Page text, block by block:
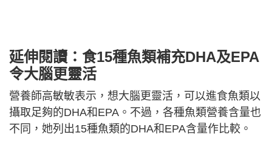
延伸閱讀：食15種魚類補充DHA及EPA
令大腦更靈活
營養師高敏敏表示，想大腦更靈活，可以進食魚類以
攝取足夠的DHA和EPA。不過，各種魚類營養含量也
不同，她列出15種魚類的DHA和EPA含量作比較。